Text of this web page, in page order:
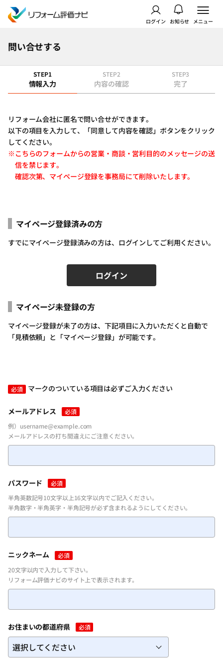
ログイン お知らせ メニュー
問い合せする
STEP1
情報入力
STEP2
内容の確認
STEP3
完了
リフォーム会社に匿名で問い合せができます。
以下の項目を入力して、「同意して内容を確認」ボタンをクリック
してください。
※こちらのフォームからの営業・商談・営利目的のメッセージの送
信を禁じます。
確認次第、マイページ登録を事務局にて削除いたします。
マイページ登録済みの方
すでにマイページ登録済みの方は、ログインしてご利用ください。
ログイン
パスワードを忘れた方
マイページ未登録の方
マイページ登録が未了の方は、下記項目に入力いただくと自動で
「見積依頼」と「マイページ登録」が可能です。
必須 マークのついている項目は必ずご入力ください
メールアドレス
必須
例）username@example.com
メールアドレスの打ち間違えにご注意ください。
パスワード
必須
半角英数記号10文字以上16文字以内でご記入ください。
半角数字・半角英字・半角記号が必ず含まれるようにしてください。
ニックネーム
必須
20文字以内で入力して下さい。
リフォーム評価ナビのサイト上で表示されます。
お住まいの都道府県 必須